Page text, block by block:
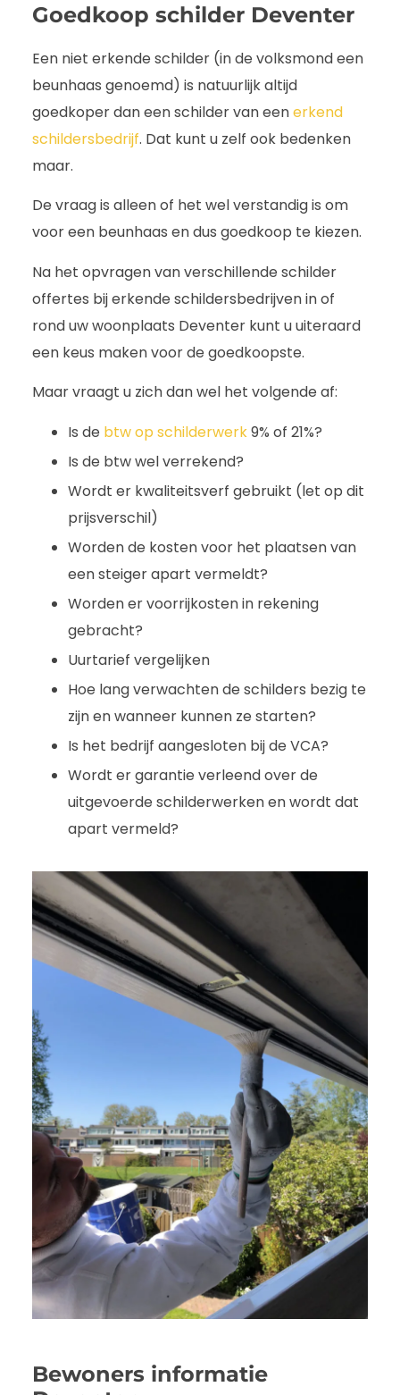
Goedkoop schilder Deventer
Een niet erkende schilder (in de volksmond een
beunhaas genoemd) is natuurlijk altijd
goedkoper dan een schilder van eenerkend
schildersbedrijf. Dat kunt u zelf ook bedenken
maar.
De vraag is alleen of het wel verstandig is om
voor een beunhaas en dus goedkoop te kiezen.
Na het opvragen van verschillende schilder
offertes bij erkende schildersbedrijven in of
rond uw woonplaats Deventer kunt u uiteraard
een keus maken voor de goedkoopste.
Maar vraagt u zich dan wel het volgende af:
Is de btw op schilderwerk9% of 21%?
Is de btw wel verrekend?
Wordt er kwaliteitsverf gebruikt (let op dit
prijsverschil)
Worden de kosten voor het plaatsen van
een steiger apart vermeldt?
Worden er voorrijkosten in rekening
gebracht?
Uurtarief vergelijken
Hoe lang verwachten de schilders bezig te
zijn en wanneer kunnen ze starten?
Is het bedrijf aangesloten bij de VCA?
Wordt er garantie verleend over de
uitgevoerde schilderwerken en wordt dat
apart vermeld?
Bewoners informatie